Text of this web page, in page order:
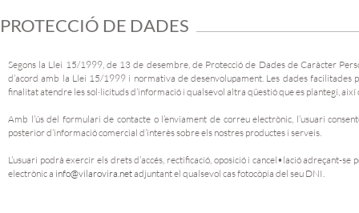
PROTECCIÓ DE DADES
Segons la Llei 15/1999, de 13 de desembre, de Protecció de Dades de Caràcter
d’acord amb la Llei 15/1999 i normativa de desenvolupament. Les dades
finalitat atendre les sol·licituds d’informació i qualsevol altra qüestió que es plantegi, així
Amb l’ús del formulari de contacte o l’enviament de correu electrònic, l’usuari
posterior d’informació comercial d’interès sobre els nostres productes i serveis.
L’usuari podrà exercir els drets d’accés, rectificació, oposició i cancel•lació
electrònic a info@vilarovira.netadjuntant el qualsevol cas fotocòpia del seu DNI.